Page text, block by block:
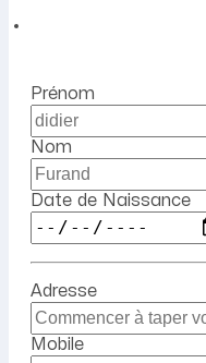
Prénom
Nom
Date de Naissance
Adresse
Mobile